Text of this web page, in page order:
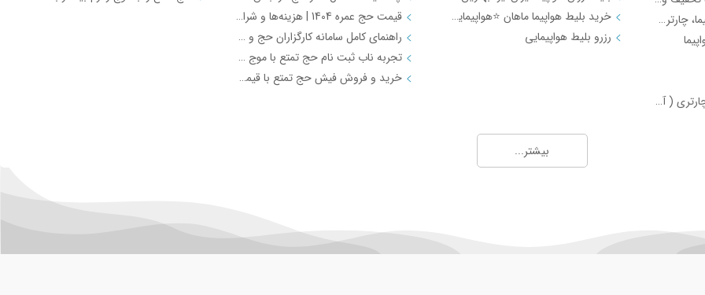
نمایندگی فروش بلیط هواپیما، چارتری و رزرو هتل با شرایط ویژه - موج زمزم
4 تفاوت بلیط سیستمی و چارتری ( آپدیت 1401 )
خرید بلیط هواپیما ماهان ⭐️هواپیمایی ماهان | موج زمزم
رزرو بلیط هواپیمایی
قیمت حج عمره 1404 | هزینه‌ها و شرایط ثبت‌نام با موج زمزم
راهنمای کامل سامانه کارگزاران حج و زیارت | موج زمزم
تجربه ناب ثبت نام حج تمتع با موج زمزم - خدمات ویژه + تصاویر
خرید و فروش فیش حج تمتع با قیمت ویژه و انتقال قانونی | موج زمزم
بهترین آژانس مسافرتی برای رزرو بلیط هواپیما کدام است؟ | راهنمای جامع موج زمزم
آژانس مسافرتی موج زمزم؛ همسفر رویاهای شما، از آغاز تا پایان سفر
تور دبی ⭐️ارزانترین قیمت تور دبی با موج زمزم
بیشتر...